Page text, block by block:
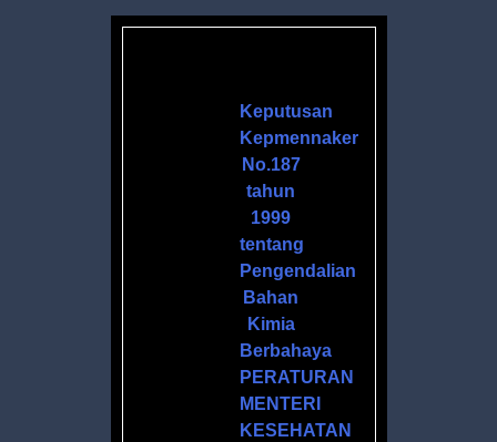
Keputusan
Kepmennaker
No.187
tahun
1999
tentang
Pengendalian
Bahan
Kimia
Berbahaya
PERATURAN
MENTERI
KESEHATAN